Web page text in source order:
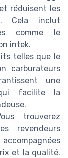
réduisent les
Cela inclut
comme le
intek.
telles que le
carburateurs
une
facilite la
trouverez
revendeurs
et la qualité.